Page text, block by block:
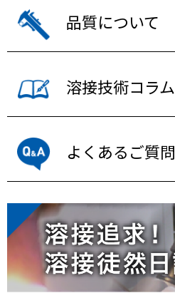
品質について
溶接技術コラム
よくあるご質問